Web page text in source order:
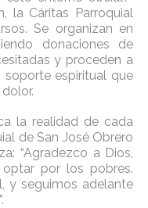
la Cáritas Parroquial
Se organizan en
donaciones de
y proceden a
espiritual que
la realidad de cada
de San José Obrero
“Agradezco a Dios,
por los pobres.
y seguimos adelante